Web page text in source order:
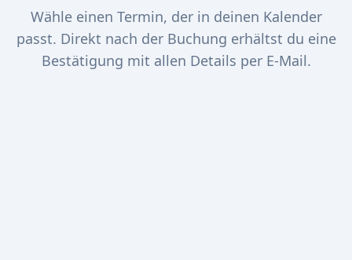
Wähle einen Termin, der in deinen Kalender
passt. Direkt nach der Buchung erhältst du eine
Bestätigung mit allen Details per E-Mail.